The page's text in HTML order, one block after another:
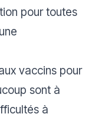
pour toutes
vaccins pour
sont à
à